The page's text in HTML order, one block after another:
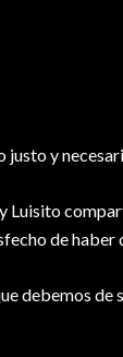
y
Luisito
de haber
debemos de